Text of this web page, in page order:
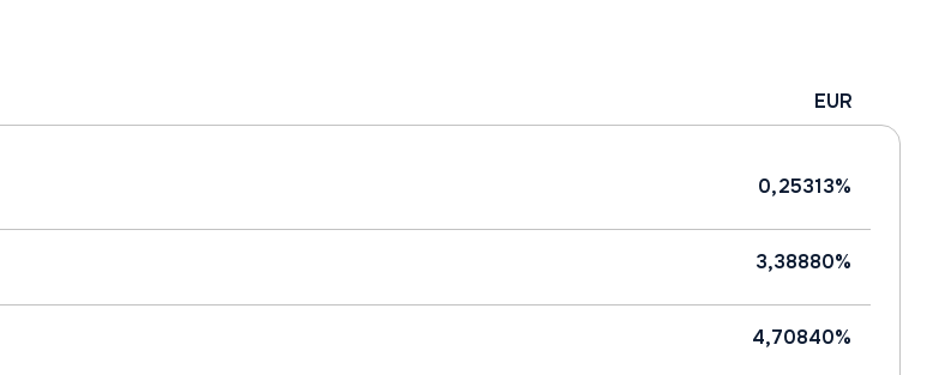
EUR
0,25313%
3,38880%
4,70840%